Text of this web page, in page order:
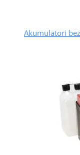
Akumulatori bez